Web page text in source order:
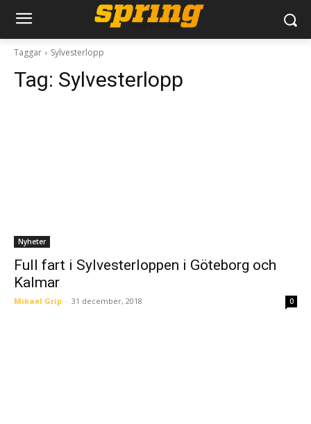
Taggar Sylvesterlopp
Tag: Sylvesterlopp
Nyheter
Full fart i Sylvesterloppen i Göteborg och
Kalmar
Mikael Grip - 31 december, 2018 0